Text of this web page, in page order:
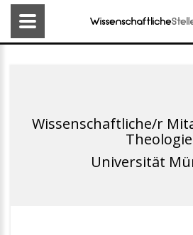
Wissenschaftliche/r
Theologie
Universität